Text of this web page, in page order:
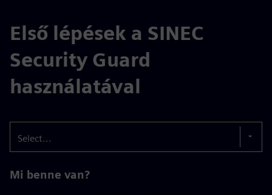
Első lépések a SINEC
Security Guard
használatával
Select...
Mi benne van?